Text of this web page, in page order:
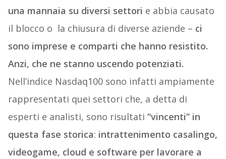
una mannaia su diversi settori e abbia causato
il blocco o la chiusura di diverse aziende – ci
sono imprese e comparti che hanno resistito.
Anzi, che ne stanno uscendo potenziati.
Nell’indice Nasdaq100 sono infatti ampiamente
rappresentati quei settori che, a detta di
esperti e analisti, sono risultati “vincenti” in
questa fase storica: intrattenimento casalingo,
videogame, cloud e software per lavorare a